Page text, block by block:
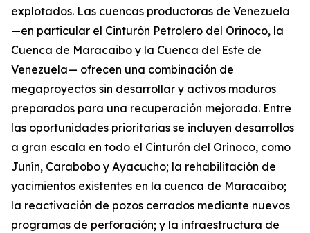
explotados. Las cuencas productoras de Venezuela
—en particular el Cinturón Petrolero del Orinoco, la
Cuenca de Maracaibo y la Cuenca del Este de
Venezuela— ofrecen una combinación de
megaproyectos sin desarrollar y activos maduros
preparados para una recuperación mejorada. Entre
las oportunidades prioritarias se incluyen desarrollos
a gran escala en todo el Cinturón del Orinoco, como
Junín, Carabobo y Ayacucho; la rehabilitación de
yacimientos existentes en la cuenca de Maracaibo;
la reactivación de pozos cerrados mediante nuevos
programas de perforación; y la infraestructura de